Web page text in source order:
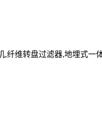
纤维转盘过滤器,地埋式一